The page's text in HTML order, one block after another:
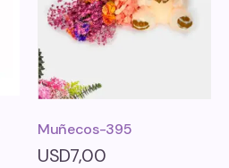
Muñecos-395
USD7,00